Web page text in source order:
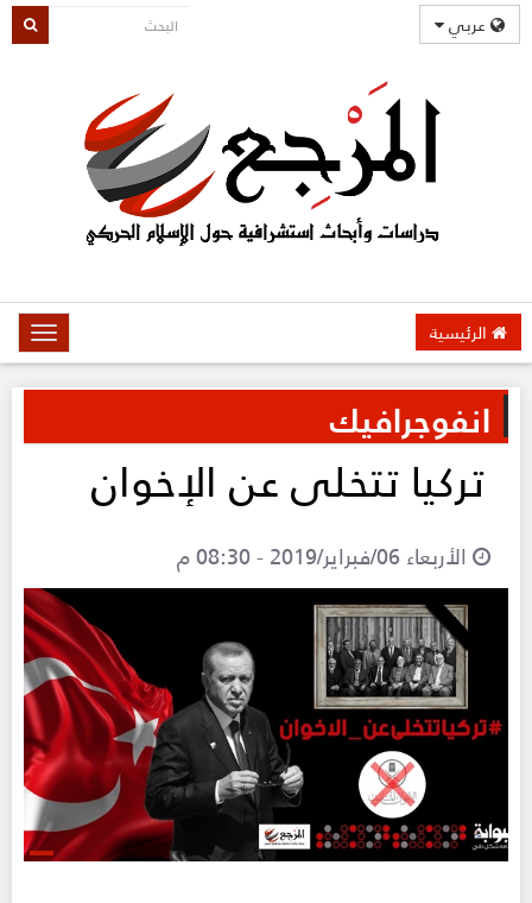
عربي
الرئيسية
انفوجرافيك
تركيا تتخلى عن الإخوان
الأربعاء 06/فبراير/2019 - 08:30 م